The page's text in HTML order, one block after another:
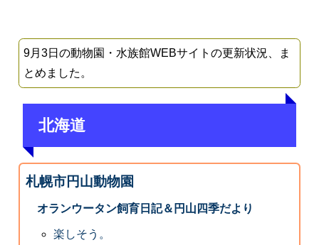
9月3日の動物園・水族館WEBサイトの更新状況、ま
とめました。
北海道
札幌市円山動物園
オランウータン飼育日記＆円山四季だより
楽しそう。